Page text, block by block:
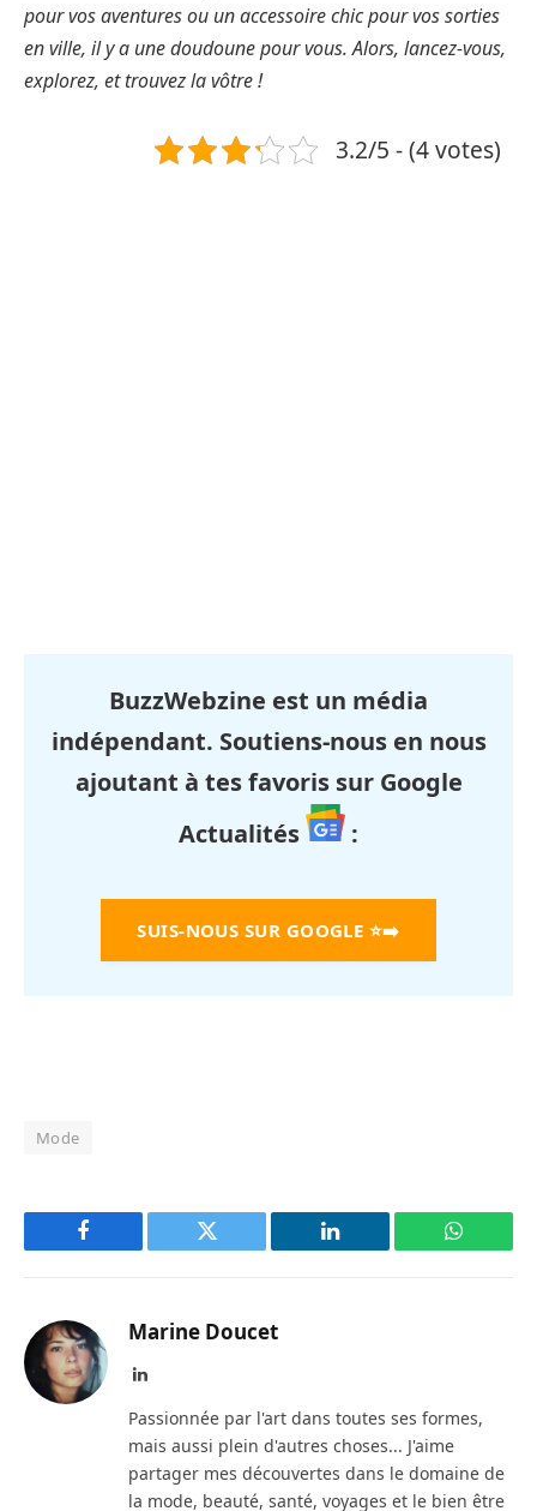
pour vos aventures ou un accessoire chic pour vos sorties
en ville, il y a une doudoune pour vous. Alors, lancez-vous,
explorez, et trouvez la vôtre !
3.2/5 - (4 votes)
BuzzWebzine est un média
indépendant. Soutiens-nous en nous
ajoutant à tes favoris sur Google
Actualités
:
SUIS-NOUS SUR GOOGLE ⭐➡️
Mode
Facebook Twitter LinkedIn
Marine Doucet
LinkedIn
Passionnée par l'art dans toutes ses formes,
mais aussi plein d'autres choses... J'aime
partager mes découvertes dans le domaine de
la mode, beauté, santé, voyages et le bien être